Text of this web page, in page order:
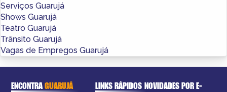
Serviços Guarujá
Shows Guarujá
Teatro Guarujá
Trânsito Guarujá
Vagas de Empregos Guarujá
ENCONTRAGUARUJÁ LINKS RÁPIDOS NOVIDADES POR E-